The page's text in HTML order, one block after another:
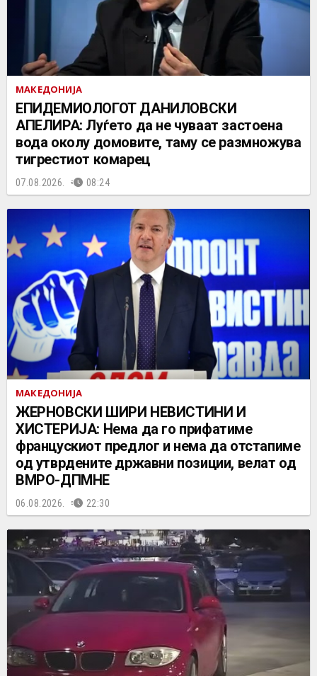
МАКЕДОНИЈА
EПИДЕМИОЛОГОТ ДАНИЛОВСКИ
АПЕЛИРА: Луѓето да не чуваат застоена
вода околу домовите, таму се размножува
тигрестиот комарец
07.08.2026. 08:24
МАКЕДОНИЈА
ЖЕРНОВСКИ ШИРИ НЕВИСТИНИ И
ХИСТЕРИЈА: Нема да го прифатиме
францускиот предлог и нема да отстапиме
од утврдените државни позиции, велат од
ВМРО-ДПМНЕ
06.08.2026. 22:30